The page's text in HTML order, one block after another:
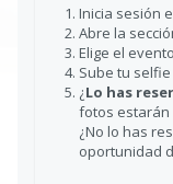
Inicia sesión
Abre la
Elige el
Sube tu selfie
¿Lo has
fotos estarán
¿No lo has
oportunidad